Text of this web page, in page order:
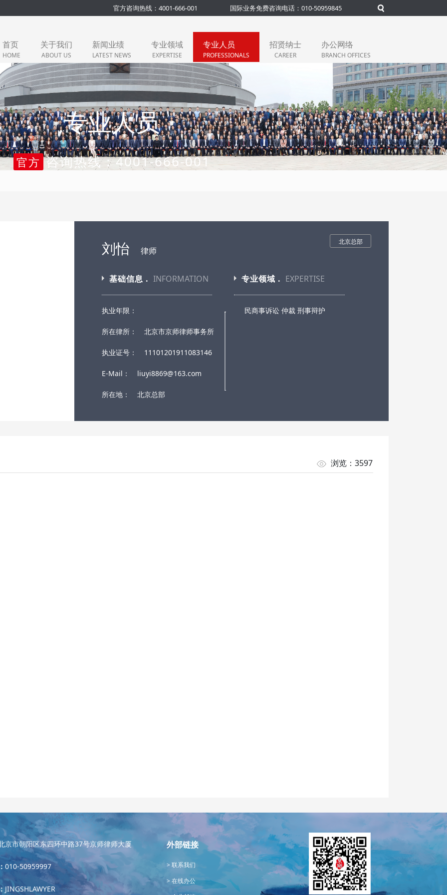
官方咨询热线：4001-666-001 国际业务免费咨询电话：010-50959845
首页
HOME
关于我们
ABOUT US
新闻业绩
LATEST NEWS
专业领域
EXPERTISE
专业人员
PROFESSIONALS
招贤纳士
CAREER
办公网络
BRANCH OFFICES
专业人员
官方 咨询热线：4001-666-001
刘怡 律师
北京总部
基础信息 . INFORMATION 专业领域 . EXPERTISE
执业年限：
所在律所： 北京市京师律师事务所
执业证号： 11101201911083146
E-Mail： liuyi8869@163.com
所在地： 北京总部
民商事诉讼 仲裁 刑事辩护
浏览：3597
京市朝阳区东四环中路37号京师律师大厦
010-50959997
JINGSHLAWYER
外部链接
联系我们
在线办公